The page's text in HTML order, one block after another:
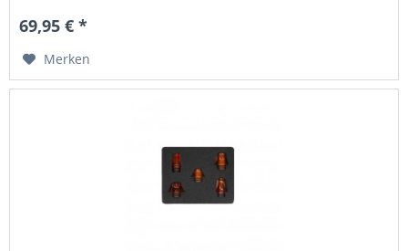
69,95 € *
Merken